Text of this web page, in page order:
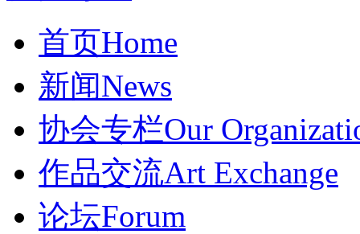
首页Home
新闻News
协会专栏Our
作品交流Art Exchange
论坛Forum